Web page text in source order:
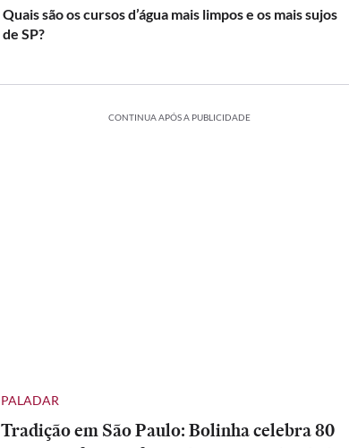
Quais são os cursos d’água mais limpos e os mais sujos
de SP?
CONTINUA APÓS A PUBLICIDADE
PALADAR
Tradição em São Paulo: Bolinha celebra 80